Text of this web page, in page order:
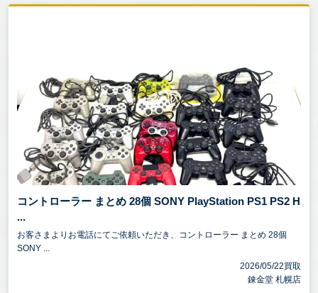
コントローラー まとめ 28個 SONY PlayStation PS1 PS2 H
...
お客さまよりお電話にてご依頼いただき、コントローラー まとめ 28個
SONY ...
2026/05/22買取
錬金堂 札幌店